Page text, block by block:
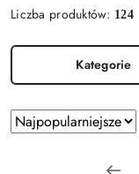
Liczba produktów: 124
Kategorie
Zastosowano
sortowanie:
Najpopularniejsze.
Sortuj
według